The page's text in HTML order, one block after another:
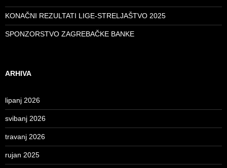
KONAČNI REZULTATI LIGE-STRELJAŠTVO 2025
SPONZORSTVO ZAGREBAČKE BANKE
ARHIVA
lipanj 2026
svibanj 2026
travanj 2026
rujan 2025